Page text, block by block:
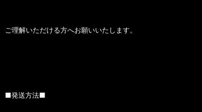
ご理解いただける方へお願いいたします。
■発送方法■